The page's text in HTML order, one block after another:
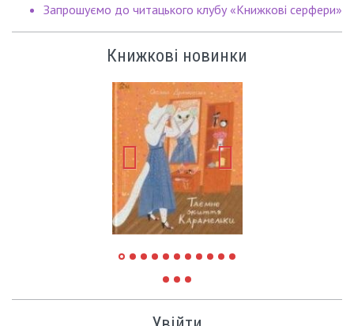
Запрошуємо до читацького клубу «Книжкові серфери»
Книжкові новинки